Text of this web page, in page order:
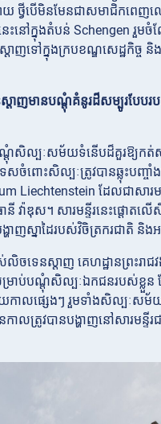
ថ្វីបើមិនមែនជាសមាជិកពេញល
ះនៅក្នុងតំបន់ Schengen រួម
ញទៅក្នុងក្របខណ្ឌសេដ្ឋកិច្ច និង
តាញមានបណ្តុំគំនូរដ៏សម្បូរបែបរ
តុំសិល្បៈសម័យទំនើបដ៏គួរឱ្យកត់
ទេសចំពោះសិល្បៈត្រូវបានឆ្លុះបញ្ចាំ
Liechtenstein ដែលជាសារ
នី វ៉ាឌុស។ សារមន្ទីរនេះផ្តោតល
ស្នាដៃរបស់វិចិត្រករជាតិ និងអ
ស់លិចទេនស្តាញ គេហដ្ឋានព្រះរា
ម្រាប់បណ្តុំសិល្បៈឯកជនរបស់ខ្លួ
កាលផ្សេងៗ រួមទាំងសិល្បៈសម័
ាលត្រូវបានបង្ហាញនៅសារមន្ទី